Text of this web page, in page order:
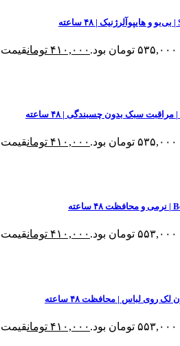
۴۱۰,۰۰۰ تومانقیمت
۴۱۰,۰۰۰ تومانقیمت
۴۱۰,۰۰۰ تومانقیمت
۴۱۰,۰۰۰ تومانقیمت